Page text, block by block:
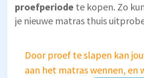
proefperiode te kopen. Zo
je nieuwe matras thuis
Door proef te slapen kan
aan het matras wennen, en